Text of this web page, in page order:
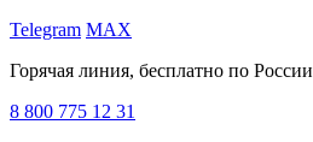
Telegram MAX
Горячая линия, бесплатно по России
8 800 775 12 31